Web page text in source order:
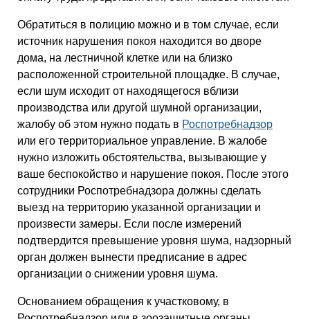
Обратиться в полицию можно и в том случае, если
источник нарушения покоя находится во дворе
дома, на лестничной клетке или на близко
расположенной строительной площадке. В случае,
если шум исходит от находящегося вблизи
производства или другой шумной организации,
жалобу об этом нужно подать в Роспотребнадзор
или его территориальное управление. В жалобе
нужно изложить обстоятельства, вызывающие у
ваше беспокойство и нарушение покоя. После этого
сотрудники Роспотребнадзора должны сделать
выезд на территорию указанной организации и
произвести замеры. Если после измерений
подтвердится превышение уровня шума, надзорный
орган должен вынести предписание в адрес
организации о снижении уровня шума.
Основанием обращения к участковому, в